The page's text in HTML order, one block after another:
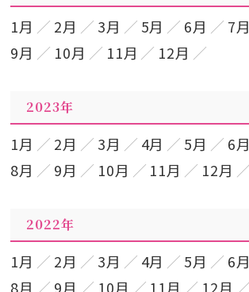
1月 2月 3月 5月 6月 7月
9月
10月 11月 12月
2023年
1月 2月 3月 4月 5月 6月
8月
9月 10月 11月 12月
2022年
1月 2月 3月 4月 5月 6月
8月
9月 10月 11月 12月